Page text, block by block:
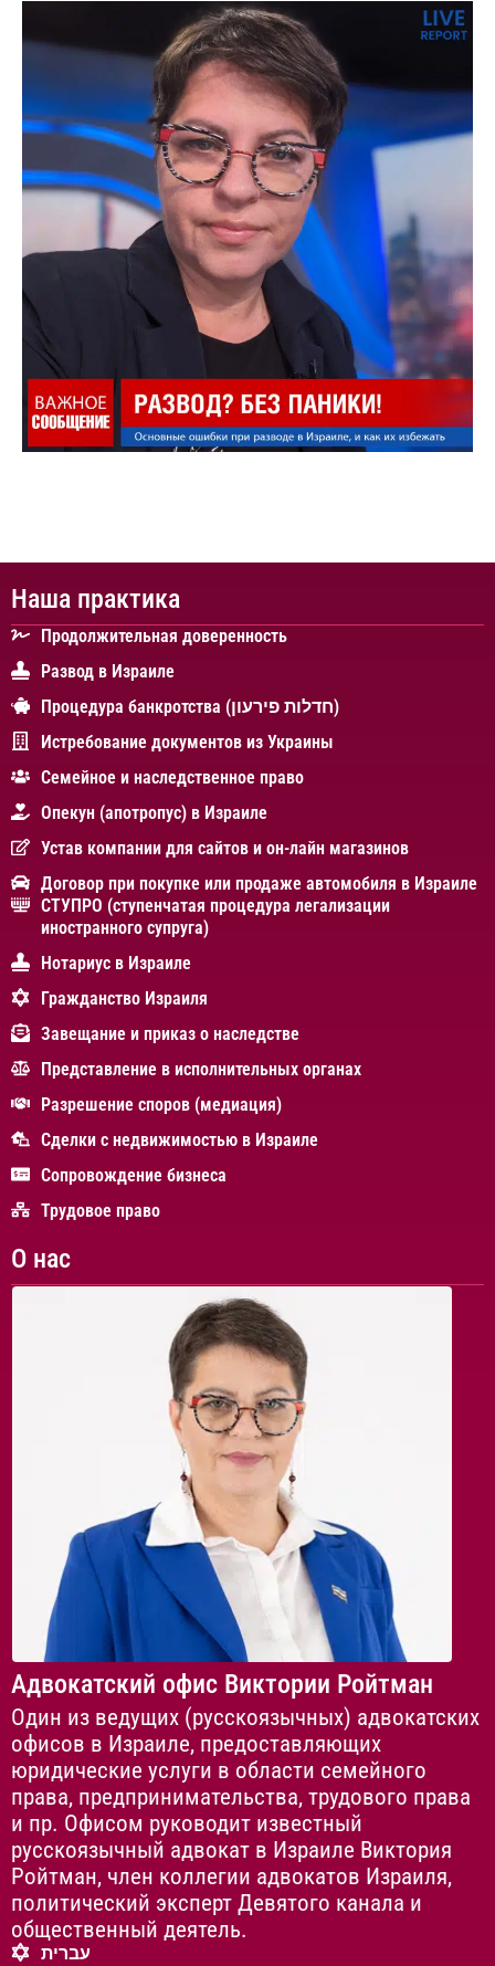
Наша практика
Продолжительная доверенность
Развод в Израиле
Процедура банкротства (חדלות פירעון)
Истребование документов из Украины
Cемейное и наследственное право
Опекун (апотропус) в Израиле
Устав компании для сайтов и он-лайн магазинов
Договор при покупке или продаже автомобиля в Израиле
СТУПРО (ступенчатая процедура легализации
иностранного супруга)
Нотариус в Израиле
Гражданство Израиля
Завещание и приказ о наследстве
Представление в исполнительных органах
Разрешение споров (медиация)
Сделки с недвижимостью в Израиле
Сопровождение бизнеса
Трудовое право
О нас
Адвокатский офис Виктории Ройтман
Один из ведущих (русскоязычных) адвокатских
офисов в Израиле, предоставляющих
юридические услуги в области семейного
права, предпринимательства, трудового права
и пр. Офисом руководит известный
русскоязычный адвокат в Израиле Виктория
Ройтман, член коллегии адвокатов Израиля,
политический эксперт Девятого канала и
общественный деятель.
עברית